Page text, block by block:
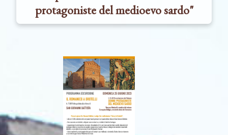
protagoniste del medioevo sardo"